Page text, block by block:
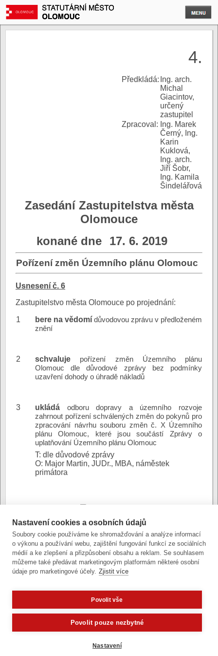
4.
Předkládá: Ing. arch.
Michal
Giacintov,
určený
zastupitel
Zpracoval: Ing. Marek
Černý, Ing.
Karin
Kuklová,
Ing. arch.
Jiří Šobr,
Ing. Kamila
Šindelářová
Zasedání Zastupitelstva města
Olomouce
konané dne
17. 6. 2019
Pořízení změn Územního plánu Olomouc
Usnesení č. 6
Zastupitelstvo města Olomouce po projednání:
1 bere na vědomí důvodovou zprávu v předloženém
znění
2 schvaluje pořízení změn Územního plánu
Olomouc dle důvodové zprávy bez podmínky
uzavření dohody o úhradě nákladů
3 ukládá odboru dopravy a územního rozvoje
zahrnout pořízení schválených změn do pokynů pro
zpracování návrhu souboru změn č. X Územního
plánu Olomouc, které jsou součástí Zprávy o
uplatňování Územního plánu Olomouc
T: dle důvodové zprávy
O: Major Martin, JUDr., MBA, náměstek
primátora
zpráva:
Pořízení změn
(stránkový dokument)
Přílohy:
př. 1. Návrhy na
pořízení změn
(stránkový dokument - Open XML)
Články a fotografie lze kopírovat jen se svolením provozovatele
vývoj|správa obsahu| design:Rency
gdpr|cookies,
Nastavení cookies a osobních údajů
Soubory cookie používáme ke shromažďování a analýze informací
o výkonu a používání webu, zajištění fungování funkcí ze sociálních
médií a ke zlepšení a přizpůsobení obsahu a reklam. Se souhlasem
můžeme také předávat marketingovým platformám některé osobní
údaje pro marketingové účely. Zjistit více
Povolit vše
Povolit pouze nezbytné
Nastavení
Potřebujete poradit?Zeptejte se našeho